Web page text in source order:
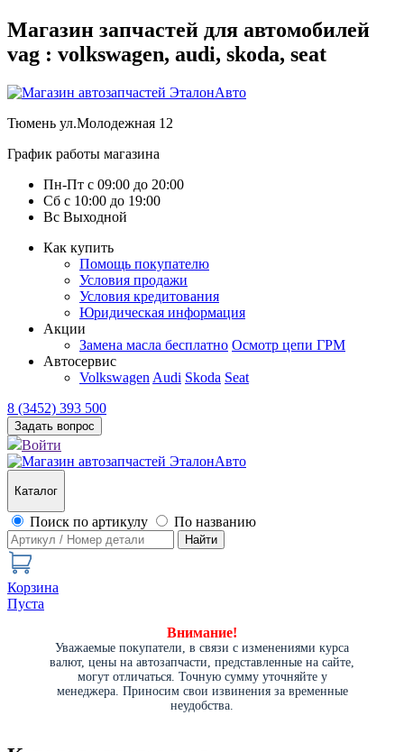
Магазин запчастей для автомобилей
vag : volkswagen, audi, skoda, seat
Тюмень ул.Молодежная 12
График работы магазина
Пн-Пт с 09:00 до 20:00
Сб с 10:00 до 19:00
Вс Выходной
Как купить
Помощь покупателю
Условия продажи
Условия кредитования
Юридическая информация
Акции
Замена масла бесплатно Осмотр цепи ГРМ
Автосервис
Volkswagen Audi Skoda Seat
8 (3452) 393 500
Задать вопрос
Войти
Каталог
Поиск по артикулу По названию
Найти
Корзина
Пуста
Внимание!
Уважаемые покупатели, в связи с изменениями курса
валют, цены на автозапчасти, представленные на сайте,
могут отличаться. Точную сумму уточняйте у
менеджера. Приносим свои извинения за временные
неудобства.